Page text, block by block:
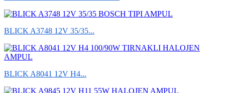
BLICK A3748 12V 35/35...
BLICK A8041 12V H4...